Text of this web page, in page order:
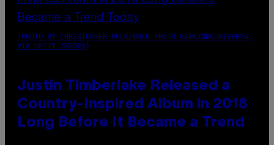
(PHOTO BY CHRISTOPHER POLK/NBCU PHOTO BANK/NBCUNIVERSAL
VIA GETTY IMAGES)
Justin Timberlake Released a
Country-Inspired Album in 2018
Long Before It Became a Trend